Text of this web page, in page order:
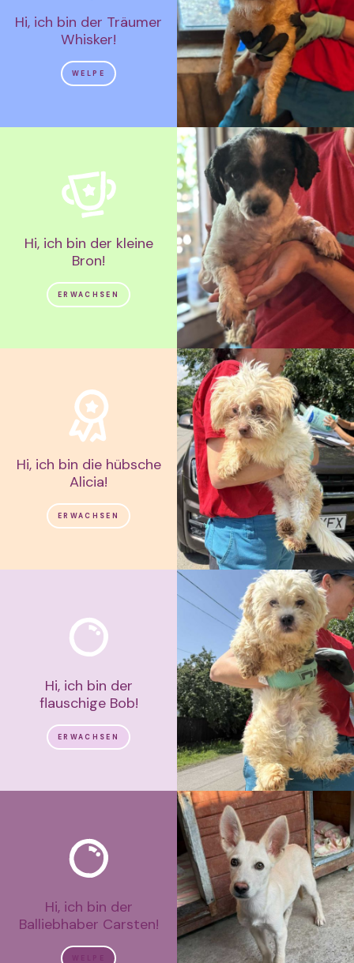
Hi, ich bin der Träumer
Whisker!
WELPE
Hi, ich bin der kleine
Bron!
ERWACHSEN
Hi, ich bin die hübsche
Alicia!
ERWACHSEN
Hi, ich bin der
flauschige Bob!
ERWACHSEN
Hi, ich bin der
Balliebhaber Carsten!